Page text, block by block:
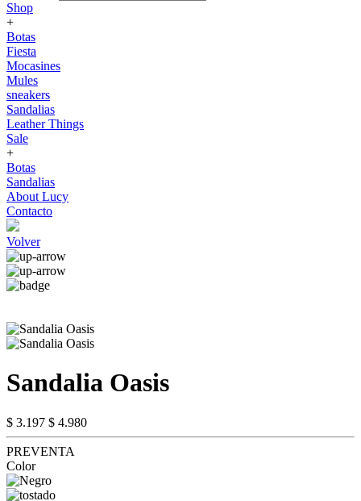
Shop
+
Botas
Fiesta
Mocasines
Mules
sneakers
Sandalias
Leather Things
Sale
+
Botas
Sandalias
About Lucy
Contacto
Volver
Sandalia Oasis
$ 3.197 $ 4.980
PREVENTA
Color